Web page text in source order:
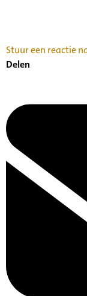
Stuur een reactie
Delen